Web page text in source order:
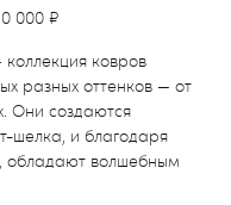
000 ₽
ковров
разных оттенков — от
Они создаются
шелка, и благодаря
обладают волшебным